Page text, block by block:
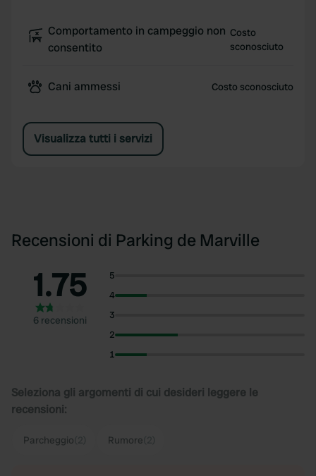
Comportamento in campeggio non
consentito
Costo
sconosciuto
Cani ammessi Costo sconosciuto
Visualizza tutti i servizi
Recensioni di Parking de Marville
1.75
6 recensioni
5
4
3
2
1
Seleziona gli argomenti di cui desideri leggere le
recensioni:
Parcheggio Rumore